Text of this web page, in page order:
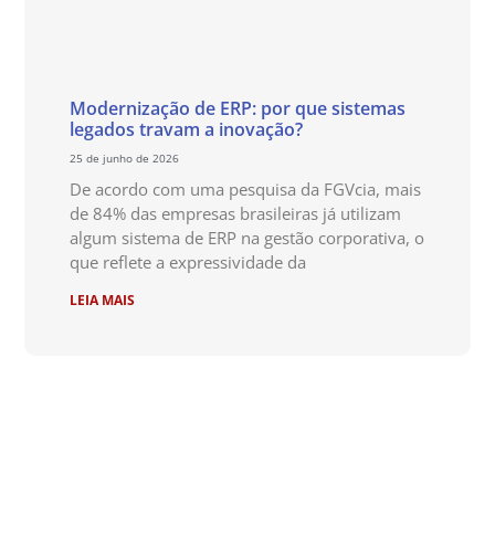
Modernização de ERP: por que sistemas
legados travam a inovação?
25 de junho de 2026
De acordo com uma pesquisa da FGVcia, mais
de 84% das empresas brasileiras já utilizam
algum sistema de ERP na gestão corporativa, o
que reflete a expressividade da
LEIA MAIS